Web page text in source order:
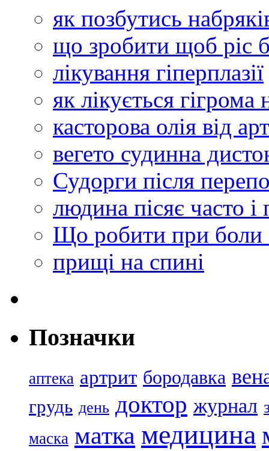
як позбутись
що зробити щоб ріс
лікування гіперплазії
як лікується
касторова олія від
вегето судинна
Судорги після
людина пісяє часто
Що робити при боли
прищі на спині
Позначки
аптека артрит бородавка
грудь день доктор журнал
маска матка медицина